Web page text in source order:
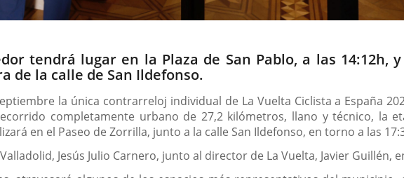
tendrá lugar en la Plaza de San Pablo, a las 14:12h,
de la calle de San Ildefonso.
la única contrarreloj individual de La Vuelta Ciclista a España
completamente urbano de 27,2 kilómetros, llano y técnico, la
en el Paseo de Zorrilla, junto a la calle San Ildefonso, en torno a las
Jesús Julio Carnero, junto al director de La Vuelta, Javier Guillén,